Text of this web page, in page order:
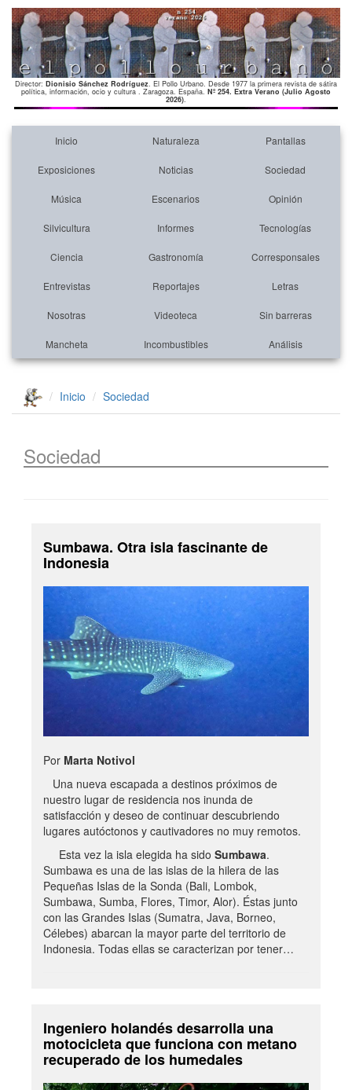
Director: Dionisio Sánchez Rodríguez. El Pollo Urbano. Desde 1977 la primera revista de sátira
política, información, ocio y cultura . Zaragoza. España. Nº 254. Extra Verano (Julio Agosto
2026).
Inicio Naturaleza Pantallas
Exposiciones Noticias Sociedad
Música Escenarios Opinión
Silvicultura Informes Tecnologías
Ciencia Gastronomía Corresponsales
Entrevistas Reportajes Letras
Nosotras Videoteca Sin barreras
Mancheta Incombustibles Análisis
Inicio Sociedad
Sociedad
Sumbawa. Otra isla fascinante de
Indonesia
Por Marta Notivol
Una nueva escapada a destinos próximos de
nuestro lugar de residencia nos inunda de
satisfacción y deseo de continuar descubriendo
lugares autóctonos y cautivadores no muy remotos.
Esta vez la isla elegida ha sido Sumbawa.
Sumbawa es una de las islas de la hilera de las
Pequeñas Islas de la Sonda (Bali, Lombok,
Sumbawa, Sumba, Flores, Timor, Alor). Éstas junto
con las Grandes Islas (Sumatra, Java, Borneo,
Célebes) abarcan la mayor parte del territorio de
Indonesia. Todas ellas se caracterizan por tener…
Ingeniero holandés desarrolla una
motocicleta que funciona con metano
recuperado de los humedales